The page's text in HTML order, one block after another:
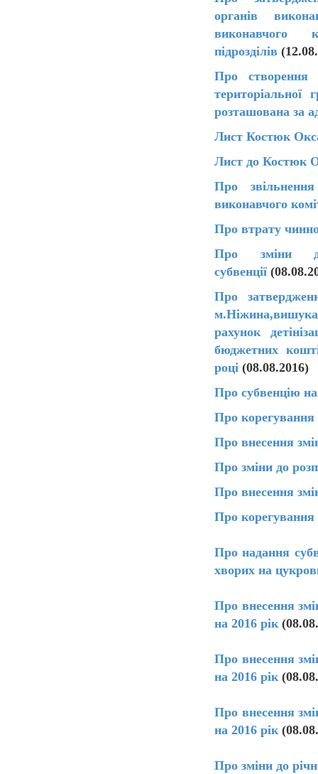
органів
виконавчого
підрозділів
Про створення
розташована за
Лист Костюк
Лист до Костюк
Про
виконавчого
Про втрату
Про зміни
субвенції
Про
рахунок
бюджетних
році (08.08.2016)
Про субвенцію
Про корегування
Про внесення
Про зміни до
Про внесення
Про корегування
Про надання
хворих на
Про внесення
на 2016 рік
Про внесення
на 2016 рік
Про внесення
на 2016 рік
Про зміни до